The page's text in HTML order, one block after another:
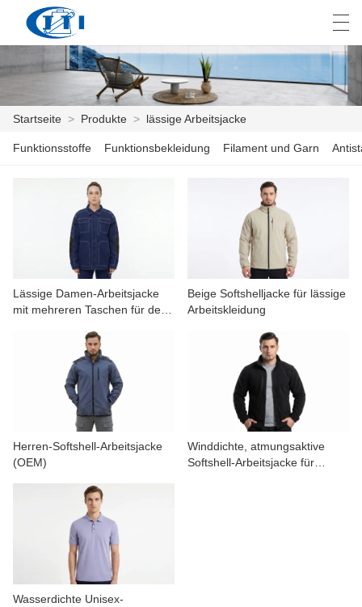
STARTSEITE
ANPASSUNG
ÜBER UNS
NACHRICHTEN
KONTAKTIERE UNS
العربية česky Deutsch
Startseite > Produkte > lässige Arbeitsjacke
Funktionsstoffe Funktionsbekleidung Filament und Garn
Lässige Damen-Arbeitsjacke
mit mehreren Taschen für den
Beige Softshelljacke für lässige
Arbeitskleidung
Herren-Softshell-Arbeitsjacke
(OEM)
Winddichte, atmungsaktive
Softshell-Arbeitsjacke für
Wasserdichte Unisex-